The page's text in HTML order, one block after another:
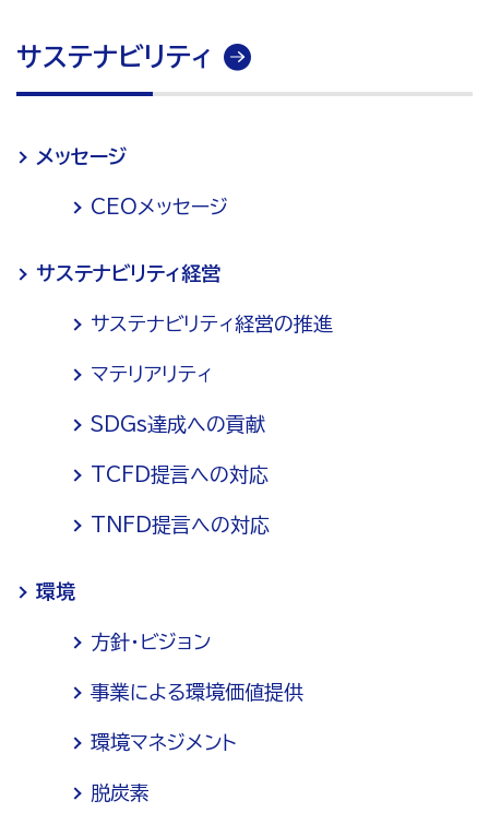
サステナビリティ
メッセージ
CEOメッセージ
サステナビリティ経営
サステナビリティ経営の推進
マテリアリティ
SDGs達成への貢献
TCFD提言への対応
TNFD提言への対応
環境
方針・ビジョン
事業による環境価値提供
環境マネジメント
脱炭素